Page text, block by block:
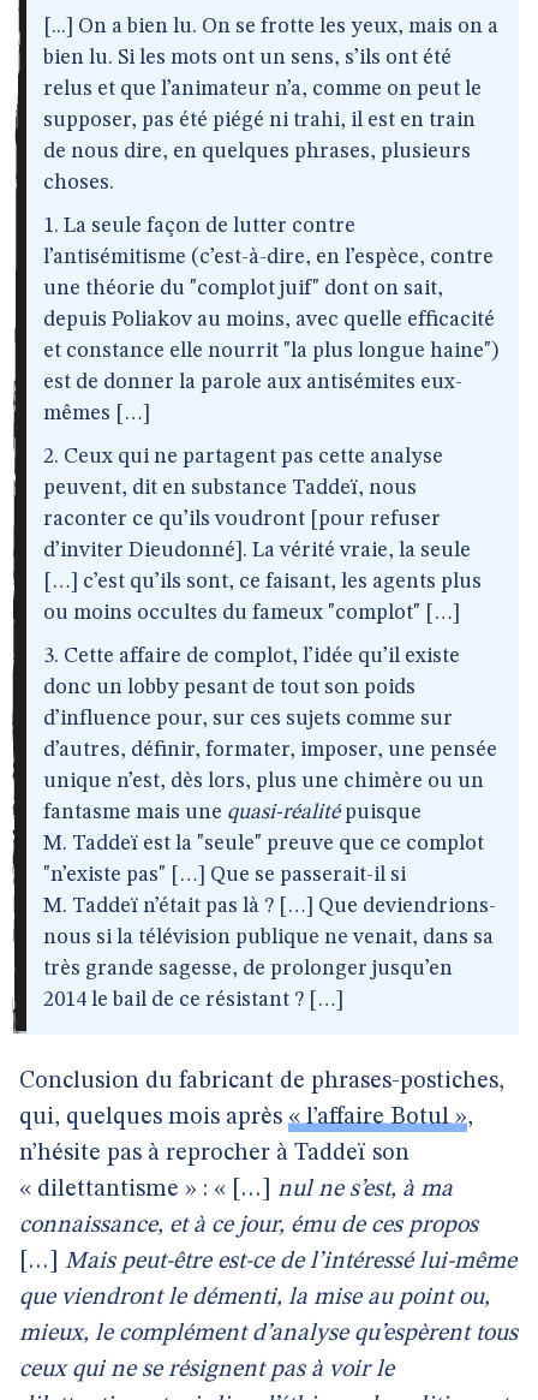
[...] On a bien lu. On se frotte les yeux, mais on a
bien lu. Si les mots ont un sens, s’ils ont été
relus et que l’animateur n’a, comme on peut le
supposer, pas été piégé ni trahi, il est en train
de nous dire, en quelques phrases, plusieurs
choses.
1. La seule façon de lutter contre
l’antisémitisme (c’est-à-dire, en l’espèce, contre
une théorie du "complot juif" dont on sait,
depuis Poliakov au moins, avec quelle efficacité
et constance elle nourrit "la plus longue haine")
est de donner la parole aux antisémites eux-
mêmes […]
2. Ceux qui ne partagent pas cette analyse
peuvent, dit en substance Taddeï, nous
raconter ce qu’ils voudront [pour refuser
d’inviter Dieudonné]. La vérité vraie, la seule
[…] c’est qu’ils sont, ce faisant, les agents plus
ou moins occultes du fameux "complot" […]
3. Cette affaire de complot, l’idée qu’il existe
donc un lobby pesant de tout son poids
d’influence pour, sur ces sujets comme sur
d’autres, définir, formater, imposer, une pensée
unique n’est, dès lors, plus une chimère ou un
fantasme mais une quasi-réalitépuisque
M. Taddeï est la "seule" preuve que ce complot
"n’existe pas" […] Que se passerait-il si
M. Taddeï n’était pas là ? […] Que deviendrions-
nous si la télévision publique ne venait, dans sa
très grande sagesse, de prolonger jusqu’en
2014 le bail de ce résistant ? […]
Conclusion du fabricant de phrases-postiches,
qui, quelques mois après « l’affaire Botul »,
n’hésite pas à reprocher à Taddeï son
« dilettantisme » : « […] nul ne s’est, à ma
connaissance, et à ce jour, ému de ces propos
[…] Mais peut-être est-ce de l’intéressé lui-même
que viendront le démenti, la mise au point ou,
mieux, le complément d’analyse qu’espèrent tous
ceux qui ne se résignent pas à voir le